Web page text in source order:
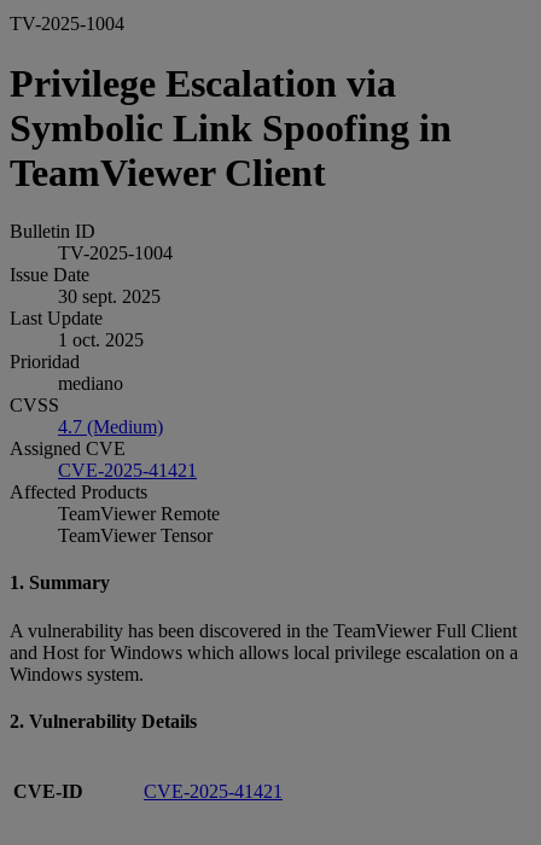
TV-2025-1004
Privilege Escalation via
Symbolic Link Spoofing in
TeamViewer Client
Bulletin ID
TV-2025-1004
Issue Date
30 sept. 2025
Last Update
1 oct. 2025
Prioridad
mediano
CVSS
4.7 (Medium)
Assigned CVE
CVE-2025-41421
Affected Products
TeamViewer Remote
TeamViewer Tensor
1. Summary
A vulnerability has been discovered in the TeamViewer Full Client
and Host for Windows which allows local privilege escalation on a
Windows system.
2. Vulnerability Details
CVE-ID CVE-2025-41421